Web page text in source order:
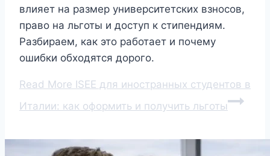
влияет на размер университетских взносов,
право на льготы и доступ к стипендиям.
Разбираем, как это работает и почему
ошибки обходятся дорого.
Read More ISEE для иностранных студентов в
Италии: как оформить и получить льготы